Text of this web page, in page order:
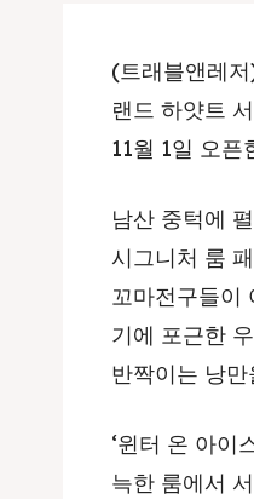
(트래블앤레
랜드 하얏트
11월 1일 오픈
남산 중턱에
시그니처 룸
꼬마전구들이
기에 포근한
반짝이는 낭
‘윈터 온 아이
늑한 룸에서